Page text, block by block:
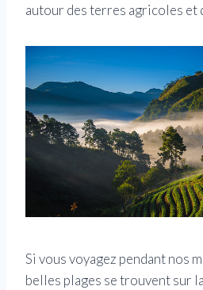
autour des terres agricoles et
Si vous voyagez pendant nos
belles plages se trouvent sur